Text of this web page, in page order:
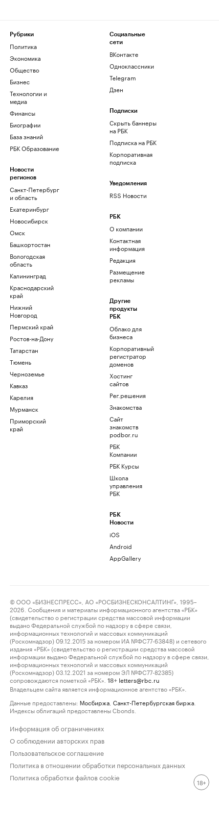
Рубрики
Политика
Экономика
Общество
Бизнес
Технологии и
медиа
Финансы
Биографии
База знаний
РБК Образование
Новости
регионов
Санкт-Петербург
и область
Екатеринбург
Новосибирск
Омск
Башкортостан
Вологодская
область
Калининград
Краснодарский
край
Нижний
Новгород
Пермский край
Ростов-на-Дону
Татарстан
Тюмень
Черноземье
Кавказ
Карелия
Мурманск
Приморский
край
Социальные
сети
ВКонтакте
Одноклассники
Telegram
Дзен
Подписки
Скрыть баннеры
на РБК
Подписка на РБК
Корпоративная
подписка
Уведомления
RSS Новости
РБК
О компании
Контактная
информация
Редакция
Размещение
рекламы
Другие
продукты
РБК
Облако для
бизнеса
Корпоративный
регистратор
доменов
Хостинг
сайтов
Рег.решения
Знакомства
Сайт
знакомств
podbor.ru
РБК
Компании
РБК Курсы
Школа
управления
РБК
РБК
Новости
iOS
Android
AppGallery
© ООО «БИЗНЕСПРЕСС», АО «РОСБИЗНЕСКОНСАЛТИНГ», 1995–
2026. Сообщения и материалы информационного агентства «РБК»
(свидетельство о регистрации средства массовой информации
выдано Федеральной службой по надзору в сфере связи,
информационных технологий и массовых коммуникаций
(Роскомнадзор) 09.12.2015 за номером ИА №ФС77-63848) и сетевого
издания «РБК» (свидетельство о регистрации средства массовой
информации выдано Федеральной службой по надзору в сфере связи,
информационных технологий и массовых коммуникаций
(Роскомнадзор) 03.12.2021 за номером ЭЛ №ФС77-82385)
сопровождаются пометкой «РБК».
18+ letters@rbc.ru
Владельцем сайта является информационное агентство «РБК».
Данные предоставлены: Мосбиржа Санкт-Петербургская биржа
Индексы облигаций предоставлены Cbonds.
Информация об ограничениях
О соблюдении авторских прав
Пользовательское соглашение
Политика в отношении обработки персональных данных
Политика обработки файлов cookie
18+